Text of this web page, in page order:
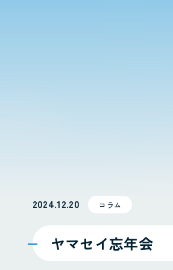
2024.12.20 コラム
ヤマセイ忘年会